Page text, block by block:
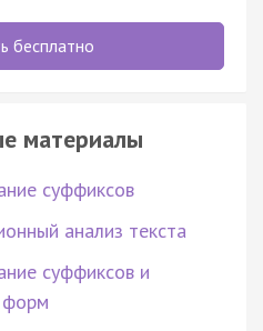
бесплатно
материалы
суффиксов
анализ текста
суффиксов и
форм